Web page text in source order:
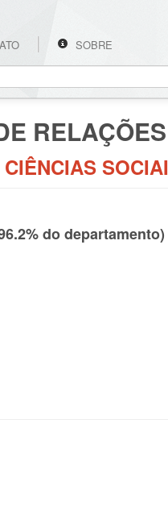
SOBRE
do departamento)